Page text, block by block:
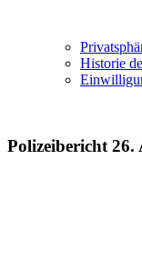
Historie
Polizeibericht 26.